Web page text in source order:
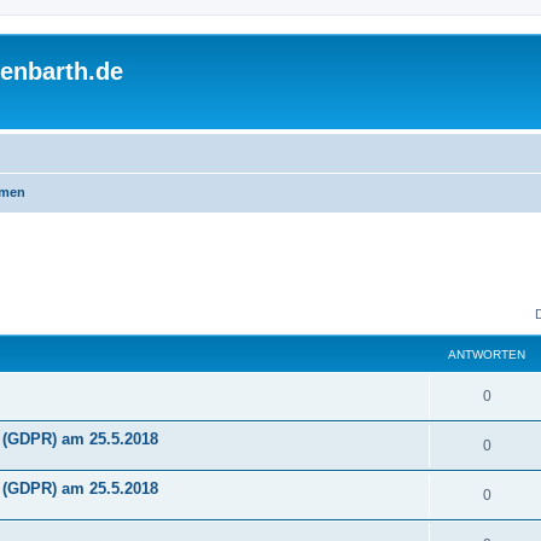
ANTWORTEN
0A
n
w
o
am 25.5.2018 0A
n
am 25.5.2018 0A
n